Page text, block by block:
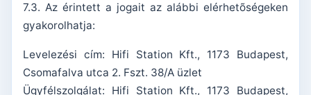
7.3. Az érintett a jogait az alábbi elérhetõségeken
gyakorolhatja:
Levelezési cím: Hifi Station Kft., 1173 Budapest,
Csomafalva utca 2. Fszt. 38/A üzlet
Ügyfélszolgálat: Hifi Station Kft., 1173 Budapest,